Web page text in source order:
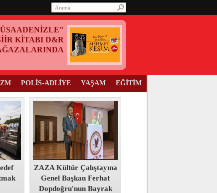
KİTABI D&R
POLİS-ADLİYE YAŞAM EĞİTİM
ZAZA Kültür Çalıştayına
Genel Başkan Ferhat
Dopdoğru'nun Bayrak